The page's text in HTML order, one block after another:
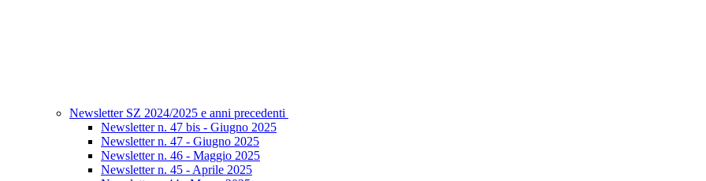
Newsletter SZ 2024/2025 e anni precedenti
Newsletter n. 47 bis - Giugno 2025
Newsletter n. 47 - Giugno 2025
Newsletter n. 46 - Maggio 2025
Newsletter n. 45 - Aprile 2025